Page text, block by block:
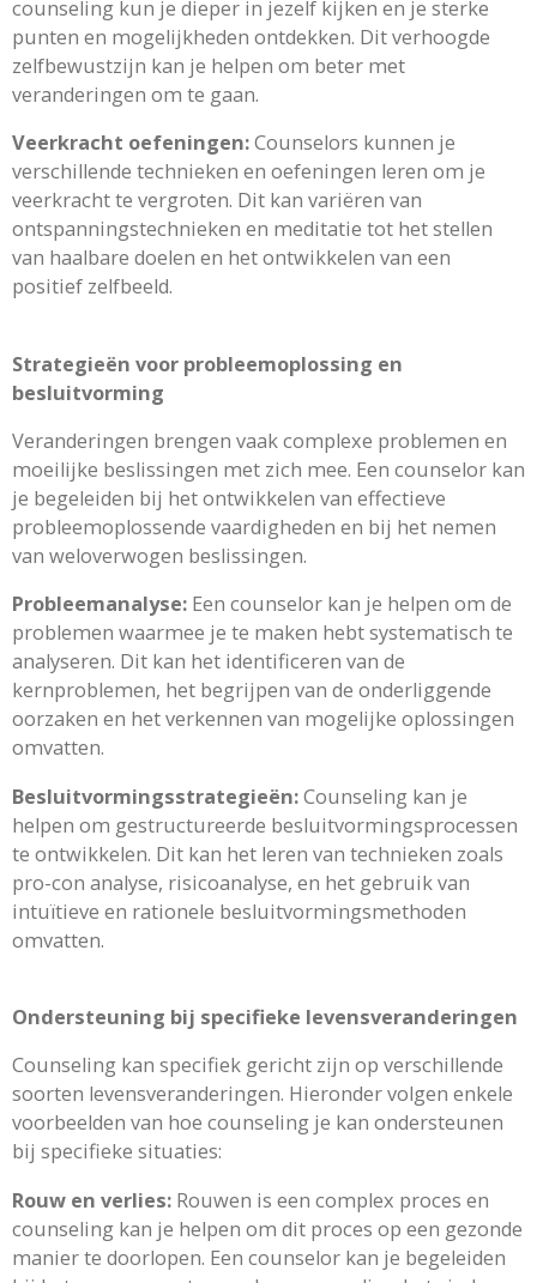
counseling kun je dieper in jezelf kijken en je sterke
punten en mogelijkheden ontdekken. Dit verhoogde
zelfbewustzijn kan je helpen om beter met
veranderingen om te gaan.
Veerkracht oefeningen:Counselors kunnen je
verschillende technieken en oefeningen leren om je
veerkracht te vergroten. Dit kan variëren van
ontspanningstechnieken en meditatie tot het stellen
van haalbare doelen en het ontwikkelen van een
positief zelfbeeld.
Strategieën voor probleemoplossing en
besluitvorming
Veranderingen brengen vaak complexe problemen en
moeilijke beslissingen met zich mee. Een counselor kan
je begeleiden bij het ontwikkelen van effectieve
probleemoplossende vaardigheden en bij het nemen
van weloverwogen beslissingen.
Probleemanalyse: Een counselor kan je helpen om de
problemen waarmee je te maken hebt systematisch te
analyseren. Dit kan het identificeren van de
kernproblemen, het begrijpen van de onderliggende
oorzaken en het verkennen van mogelijke oplossingen
omvatten.
Besluitvormingsstrategieën:Counseling kan je
helpen om gestructureerde besluitvormingsprocessen
te ontwikkelen. Dit kan het leren van technieken zoals
pro-con analyse, risicoanalyse, en het gebruik van
intuïtieve en rationele besluitvormingsmethoden
omvatten.
Ondersteuning bij specifieke levensveranderingen
Counseling kan specifiek gericht zijn op verschillende
soorten levensveranderingen. Hieronder volgen enkele
voorbeelden van hoe counseling je kan ondersteunen
bij specifieke situaties:
Rouw en verlies: Rouwen is een complex proces en
counseling kan je helpen om dit proces op een gezonde
manier te doorlopen. Een counselor kan je begeleiden